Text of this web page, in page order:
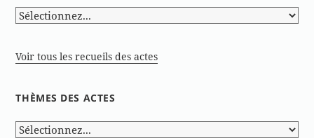
Voir tous les recueils des actes
THÈMES DES ACTES